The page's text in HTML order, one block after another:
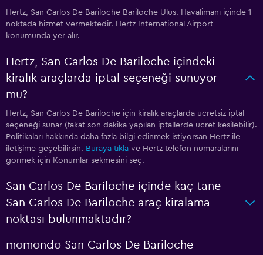
Hertz, San Carlos De Bariloche Bariloche Ulus. Havalimanı içinde 1
noktada hizmet vermektedir. Hertz International Airport
konumunda yer alır.
Hertz, San Carlos De Bariloche içindeki
kiralık araçlarda iptal seçeneği sunuyor
mu?
Hertz, San Carlos De Bariloche için kiralık araçlarda ücretsiz iptal
seçeneği sunar (fakat son dakika yapılan iptallerde ücret kesilebilir).
Politikaları hakkında daha fazla bilgi edinmek istiyorsan Hertz ile
iletişime geçebilirsin. Buraya tıkla ve Hertz telefon numaralarını
görmek için Konumlar sekmesini seç.
San Carlos De Bariloche içinde kaç tane
San Carlos De Bariloche araç kiralama
noktası bulunmaktadır?
momondo San Carlos De Bariloche